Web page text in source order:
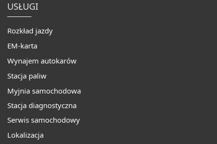
USŁUGI
Rozkład jazdy
EM-karta
Wynajem autokarów
Stacja paliw
Myjnia samochodowa
Stacja diagnostyczna
Serwis samochodowy
Lokalizacja